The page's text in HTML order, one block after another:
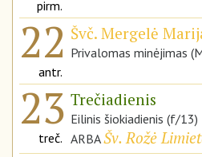
pirm.
22
antr.
Švč. Mergelė
Privalomas minėjimas
23
treč.
Trečiadienis
Eilinis šiokiadienis (f/13)
ARBAŠv. Rožė